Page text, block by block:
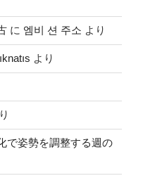
に 엠비 션 주소 より
より
で姿勢を調整する週の